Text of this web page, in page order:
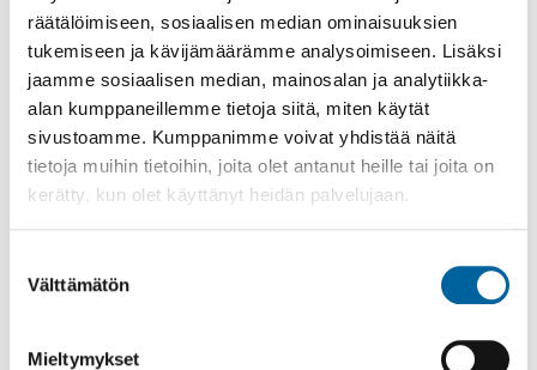
räätälöimiseen, sosiaalisen median ominaisuuksien
tukemiseen ja kävijämäärämme analysoimiseen. Lisäksi
jaamme sosiaalisen median, mainosalan ja analytiikka-
alan kumppaneillemme tietoja siitä, miten käytät
sivustoamme. Kumppanimme voivat yhdistää näitä
tietoja muihin tietoihin, joita olet antanut heille tai joita on
kerätty, kun olet käyttänyt heidän palvelujaan.
valinta
Välttämätön
Mieltymykset